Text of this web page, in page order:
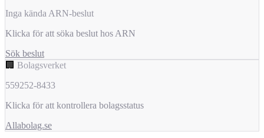
Inga kända ARN-beslut
Klicka för att söka beslut hos ARN
Sök beslut
🏢 Bolagsverket
559252-8433
Klicka för att kontrollera bolagsstatus
Allabolag.se